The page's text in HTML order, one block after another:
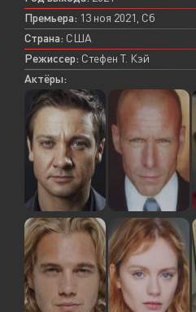
Премьера: 13 ноя 2021, Сб
Страна: США
Режиссер: Стефен Т. Кэй
Актёры: